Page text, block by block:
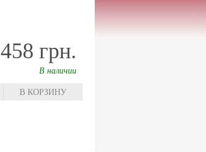
458 грн.
В наличии
В КОРЗИНУ